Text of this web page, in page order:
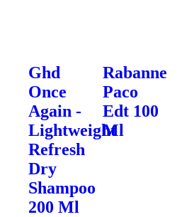
Ghd
Once
Again -
Lightweight
Refresh
Dry
Shampoo
200 Ml
Rabanne
Paco
Edt 100
Ml